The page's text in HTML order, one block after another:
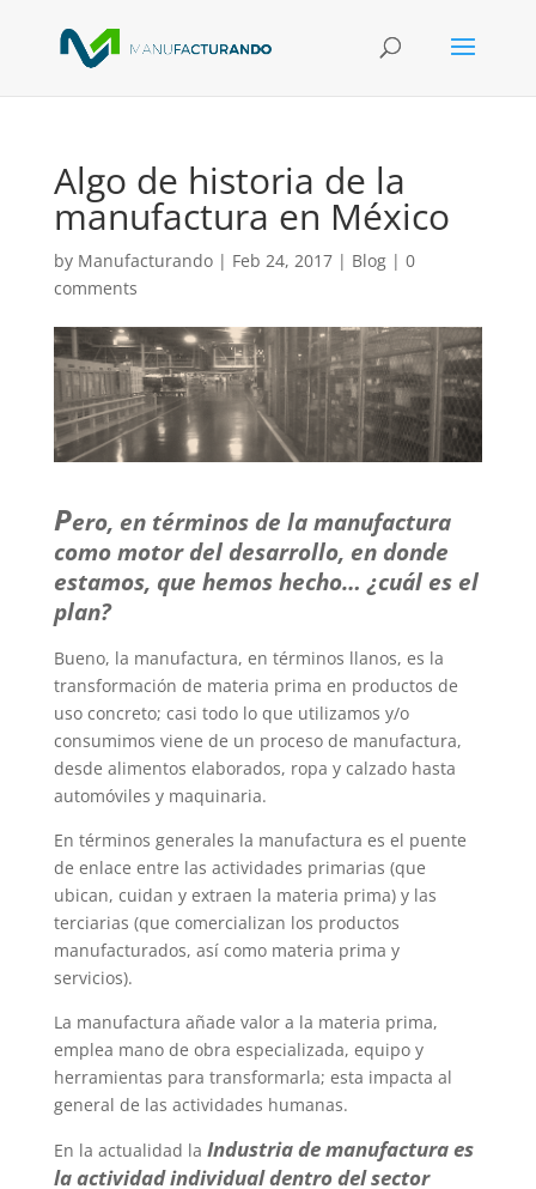
Algo de historia de la
manufactura en México
by Manufacturando| Feb 24, 2017| Blog| 0
comments
Pero, en términos de la manufactura
como motor del desarrollo, en donde
estamos, que hemos hecho… ¿cuál es el
plan?
Bueno, la manufactura, en términos llanos, es la
transformación de materia prima en productos de
uso concreto; casi todo lo que utilizamos y/o
consumimos viene de un proceso de manufactura,
desde alimentos elaborados, ropa y calzado hasta
automóviles y maquinaria.
En términos generales la manufactura es el puente
de enlace entre las actividades primarias (que
ubican, cuidan y extraen la materia prima) y las
terciarias (que comercializan los productos
manufacturados, así como materia prima y
servicios).
La manufactura añade valor a la materia prima,
emplea mano de obra especializada, equipo y
herramientas para transformarla; esta impacta al
general de las actividades humanas.
En la actualidad la Industria de manufactura es
la actividad individual dentro del sector